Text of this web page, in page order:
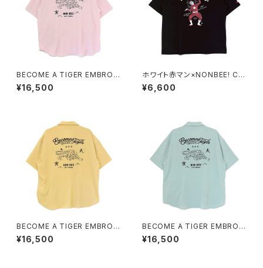
BECOME A TIGER EMBROI
DERED HALFSLEEVE SHIRT
S light-pink
¥16,500
ホワイト赤マン×NONBEE! CO
LLABORATION TEE black/
white
¥6,600
BECOME A TIGER EMBROI
DERED HALFSLEEVE SHIRT
S light-yellow
¥16,500
BECOME A TIGER EMBROI
DERED HALFSLEEVE SHIRT
S light-blue
¥16,500